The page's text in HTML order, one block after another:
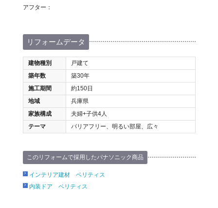
アフター：
リフォームデータ
建物種別
戸建て
築年数
築30年
施工期間
約150日
地域
兵庫県
家族構成
夫婦+子供4人
テーマ
バリアフリー、明るい部屋、広々
このリフォームで採用したパナソニック商品
インテリア建材 ベリティス
内装ドア ベリティス